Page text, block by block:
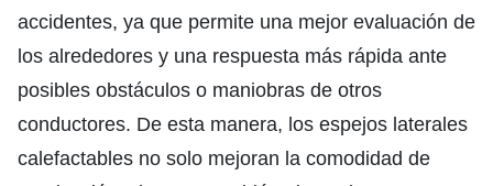
accidentes, ya que permite una mejor evaluación de
los alrededores y una respuesta más rápida ante
posibles obstáculos o maniobras de otros
conductores. De esta manera, los espejos laterales
calefactables no solo mejoran la comodidad de